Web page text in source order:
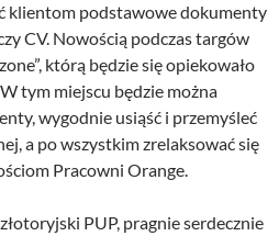
klientom podstawowe dokumenty
CV. Nowością podczas targów
którą będzie się opiekowało
tym miejscu będzie można
wygodnie usiąść i przemyśleć
a po wszystkim zrelaksować się
Pracowni Orange.
PUP, pragnie serdecznie